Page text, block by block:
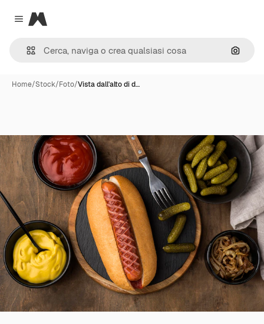
Close menu
Magnific
Cerca
Home/Stock/Foto/Vista dall'alto di d…